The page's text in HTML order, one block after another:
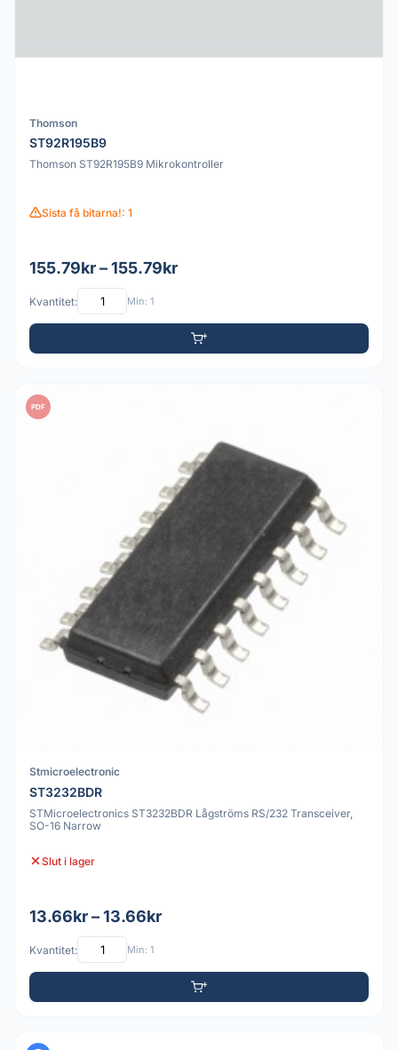
Thomson
ST92R195B9
Thomson ST92R195B9 Mikrokontroller
Sista få bitarna!: 1
155.79kr – 155.79kr
Kvantitet: Min: 1
PDF
Stmicroelectronic
ST3232BDR
STMicroelectronics ST3232BDR Lågströms RS/232 Transceiver,
SO-16 Narrow
Slut i lager
13.66kr – 13.66kr
Kvantitet: Min: 1